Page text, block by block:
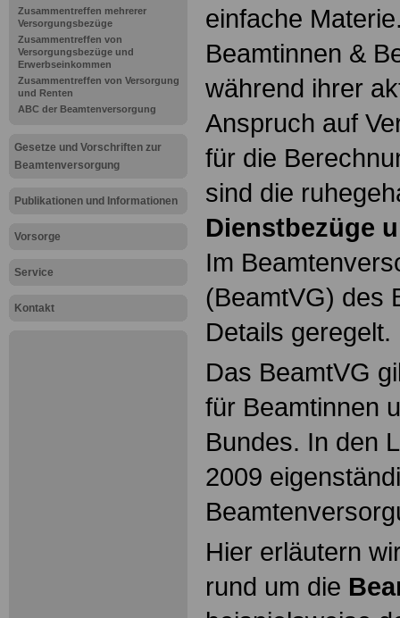
Zusammentreffen mehrerer
Versorgungsbezüge
Zusammentreffen von
Versorgungsbezüge und
Erwerbseinkommen
Zusammentreffen von Versorgung
und Renten
ABC der Beamtenversorgung
Gesetze und Vorschriften zur
Beamtenversorgung
Publikationen und Informationen
Vorsorge
Service
Kontakt
einfache
Beamtinnen &
während ihrer
Anspruch auf
für die
sind die
Dienstbezüge
Im
(BeamtVG) des
Details geregelt.
Das BeamtVG
für Beamtinnen
Bundes. In den
2009
Hier erläutern
rund um die